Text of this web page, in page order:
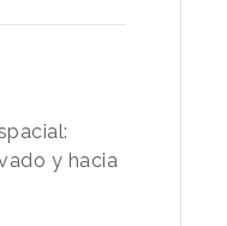
y hacia